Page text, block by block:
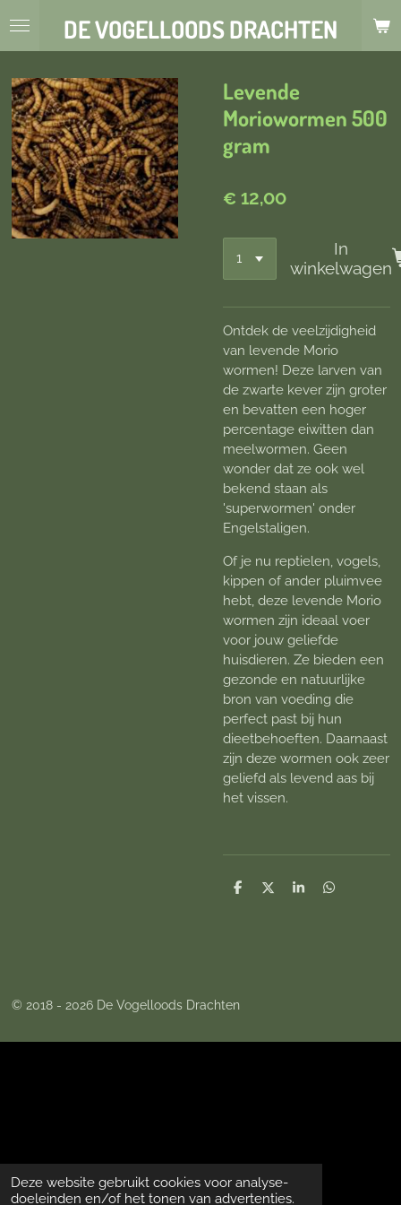
Deze website gebruikt cookies voor analyse-
doeleinden en/of het tonen van advertenties.
Ga
de
hoofdinhoud
DE VOGELLOODS DRACHTEN
Levende
Moriowormen 500
gram
€ 12,00
In
winkelwagen
Ontdek de veelzijdigheid
van levende Morio
wormen! Deze larven van
de zwarte kever zijn groter
en bevatten een hoger
percentage eiwitten dan
meelwormen. Geen
wonder dat ze ook wel
bekend staan als
'superwormen' onder
Engelstaligen.
Of je nu reptielen, vogels,
kippen of ander pluimvee
hebt, deze levende Morio
wormen zijn ideaal voer
voor jouw geliefde
huisdieren. Ze bieden een
gezonde en natuurlijke
bron van voeding die
perfect past bij hun
dieetbehoeften. Daarnaast
zijn deze wormen ook zeer
geliefd als levend aas bij
het vissen.
D
D
S
D
© 2018 - 2026 De Vogelloods Drachten